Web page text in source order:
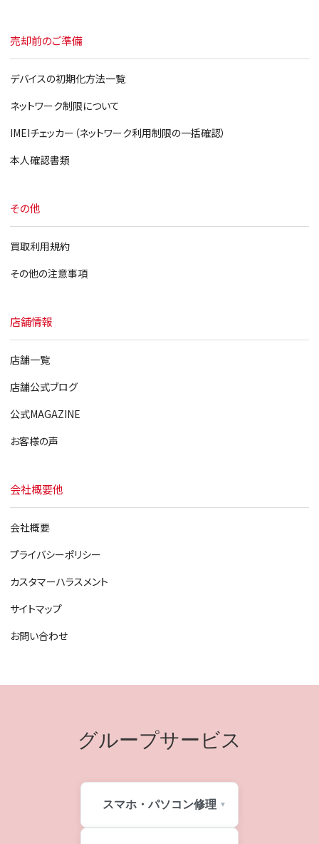
売却前のご準備
デバイスの初期化方法一覧
ネットワーク制限について
IMEIチェッカー（ネットワーク利用制限の一括確認）
本人確認書類
その他
買取利用規約
その他の注意事項
店舗情報
店舗一覧
店舗公式ブログ
公式MAGAZINE
お客様の声
会社概要他
会社概要
プライバシーポリシー
カスタマーハラスメント
サイトマップ
お問い合わせ
グループサービス
スマホ・パソコン修理